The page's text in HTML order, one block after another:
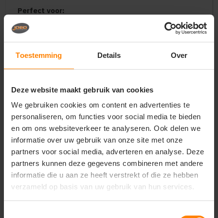
Toestemming Details Over
Deze website maakt gebruik van cookies
We gebruiken cookies om content en advertenties te
personaliseren, om functies voor social media te bieden
en om ons websiteverkeer te analyseren. Ook delen we
informatie over uw gebruik van onze site met onze
partners voor social media, adverteren en analyse. Deze
partners kunnen deze gegevens combineren met andere
informatie die u aan ze heeft verstrekt of die ze hebben
verzameld op basis van uw gebruik van hun services.
Perfect voor:
Representatieve en warme bedrijfskleding voor
dames in de retail, buitendienst en hospitality
promotieteams en verenigingen
Stijlvolle, diervriendelijke en functionele
Belangrijkste kenmerken:
Vulling:Hoogwaardige imitatie donsvulling voor
optimale warmte-isolatie zonder extra gewicht
Buitenstof:Winddicht en waterafstotend
materiaal dat beschermt tegen wisselvallig weer
Pasvorm:Elegant getailleerde damespasvorm
voor een stijlvol en vrouwelijk silhouet
Hoge opstaande kraag, robuuste
ritssluiting en handige zakken met rits
Veredeling:Gladde en doorgestikte buitenstof,
ideaal voor een luxe borduring van een logo